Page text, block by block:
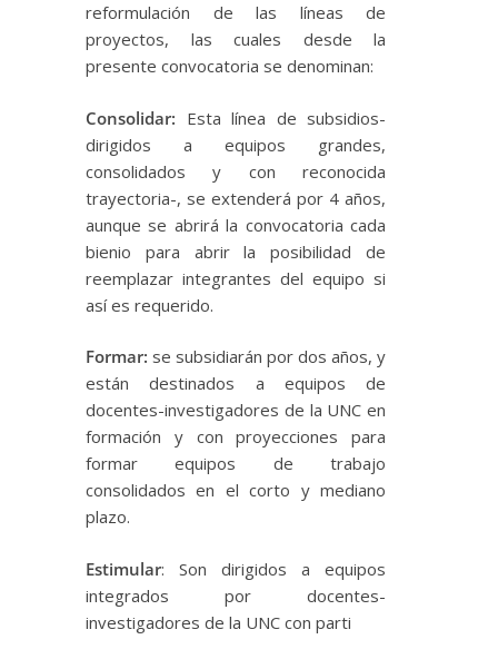
reformulación de las líneas de
proyectos, las cuales desde la
presente convocatoria se denominan:
Consolidar: Esta línea de subsidios-
dirigidos a equipos grandes,
consolidados y con reconocida
trayectoria-, se extenderá por 4 años,
aunque se abrirá la convocatoria cada
bienio para abrir la posibilidad de
reemplazar integrantes del equipo si
así es requerido.
Formar: se subsidiarán por dos años, y
están destinados a equipos de
docentes-investigadores de la UNC en
formación y con proyecciones para
formar equipos de trabajo
consolidados en el corto y mediano
plazo.
Estimular: Son dirigidos a equipos
integrados por docentes-
investigadores de la UNC con parti